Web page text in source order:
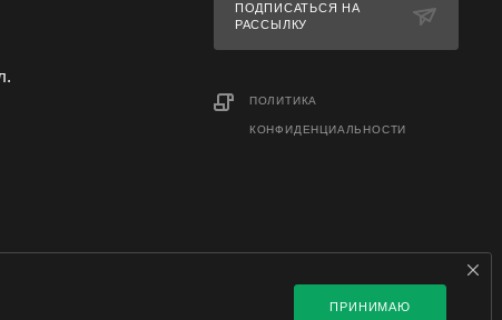
ПОДПИСАТЬСЯ НА
РАССЫЛКУ
ПОЛИТИКА
КОНФИДЕНЦИАЛЬНОСТИ
ПРИНИМАЮ